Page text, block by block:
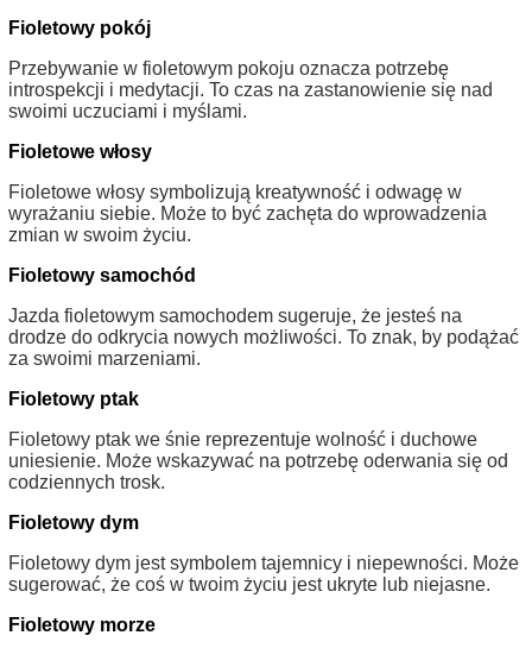
Fioletowy pokój
Przebywanie w fioletowym pokoju oznacza potrzebę
introspekcji i medytacji. To czas na zastanowienie się nad
swoimi uczuciami i myślami.
Fioletowe włosy
Fioletowe włosy symbolizują kreatywność i odwagę w
wyrażaniu siebie. Może to być zachęta do wprowadzenia
zmian w swoim życiu.
Fioletowy samochód
Jazda fioletowym samochodem sugeruje, że jesteś na
drodze do odkrycia nowych możliwości. To znak, by podążać
za swoimi marzeniami.
Fioletowy ptak
Fioletowy ptak we śnie reprezentuje wolność i duchowe
uniesienie. Może wskazywać na potrzebę oderwania się od
codziennych trosk.
Fioletowy dym
Fioletowy dym jest symbolem tajemnicy i niepewności. Może
sugerować, że coś w twoim życiu jest ukryte lub niejasne.
Fioletowy morze